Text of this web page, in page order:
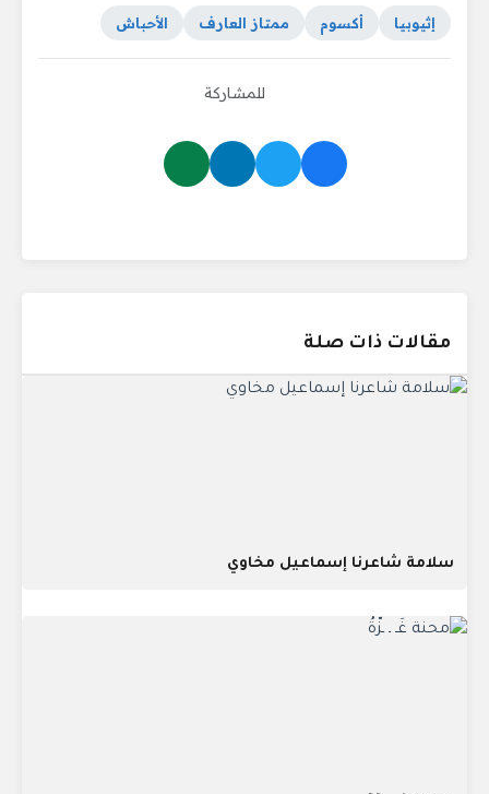
إثيوبيا أكسوم ممتاز العارف الأحباش
للمشاركة
مقالات ذات صلة
سلامة شاعرنا إسماعيل مخاوي